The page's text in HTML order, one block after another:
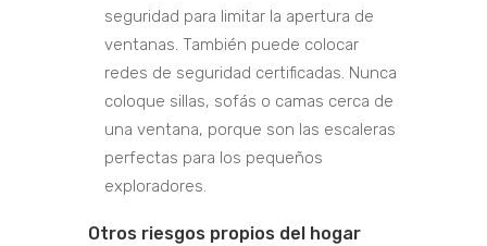
seguridad para limitar la apertura de
ventanas. También puede colocar
redes de seguridad certificadas. Nunca
coloque sillas, sofás o camas cerca de
una ventana, porque son las escaleras
perfectas para los pequeños
exploradores.
Otros riesgos propios del hogar